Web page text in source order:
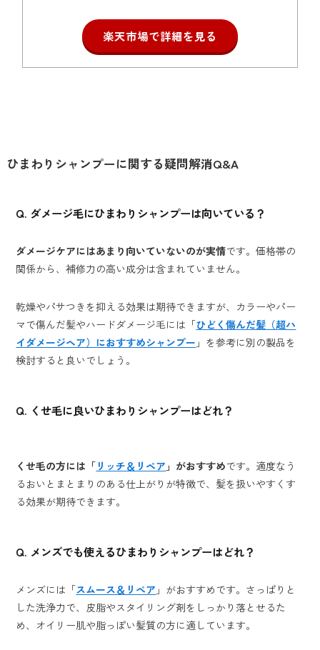
楽天市場で詳細を見る
ひまわりシャンプーに関する疑問解消Q&A
Q. ダメージ毛にひまわりシャンプーは向いている？
ダメージケアにはあまり向いていないのが実情です。価格帯の
関係から、補修力の高い成分は含まれていません。
乾燥やパサつきを抑える効果は期待できますが、カラーやパー
マで傷んだ髪やハードダメージ毛には「ひどく傷んだ髪（超ハ
イダメージヘア）におすすめシャンプー 」を参考に別の製品を
検討すると良いでしょう。
Q. くせ毛に良いひまわりシャンプーはどれ？
くせ毛の方には「 リッチ＆リペア 」がおすすめです。適度なう
るおいとまとまりのある仕上がりが特徴で、髪を扱いやすくす
る効果が期待できます。
Q. メンズでも使えるひまわりシャンプーはどれ？
メンズには「スムース＆リペア 」がおすすめです。さっぱりと
した洗浄力で、皮脂やスタイリング剤をしっかり落とせるた
め、オイリー肌や脂っぽい髪質の方に適しています。